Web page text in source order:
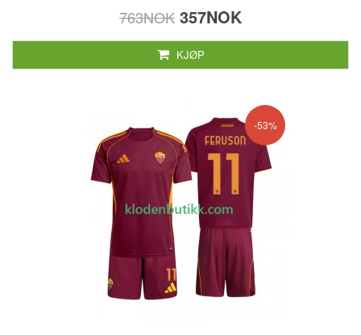
763NOK 357NOK
KJØP
-53%